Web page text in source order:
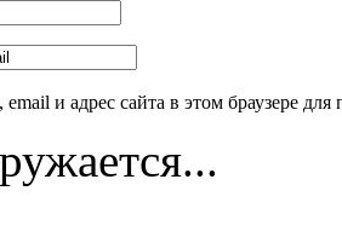
и адрес сайта в этом браузере